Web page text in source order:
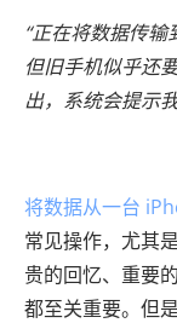
“正在将数据传输
但旧手机似乎还
出，系统会提示
将数据从一台
常见操作，尤其
贵的回忆、重要
都至关重要。但